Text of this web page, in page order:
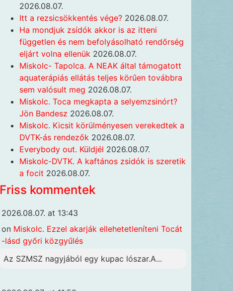
2026.08.07.
Itt a rezsicsökkentés vége? 2026.08.07.
Ha mondjuk zsídók akkor is az itteni
független és nem befolyásolható rendőrség
eljárt volna ellenük 2026.08.07.
Miskolc- Tapolca. A NEAK által támogatott
aquaterápiás ellátás teljes körűen továbbra
sem valósult meg 2026.08.07.
Miskolc. Toca megkapta a selyemzsinórt?
Jön Bandesz 2026.08.07.
Miskolc. Kicsit körülményesen verekedtek a
DVTK-ás rendezők 2026.08.07.
Everybody out. Küldjél 2026.08.07.
Miskolc-DVTK. A kaftános zsidók is szeretik
a focit 2026.08.07.
Friss kommentek
2026.08.07. at 13:43
on Miskolc. Ezzel akarják ellehetetleníteni Tocát
-lásd győri közgyűlés
Az SZMSZ nagyjából egy kupac lószar.A...